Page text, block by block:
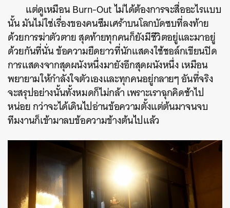
แต่ดูเหมือน Burn-Out ไม่ได้ต้องการจะสื่ออะไรแบบ
นั้น มันไม่ใช่เรื่องของคนซึมเศร้าบนโลกบัดซบที่ลงท้าย
ด้วยการฆ่าตัวตาย สุดท้ายทุกคนก็ยังมีชีวิตอยู่และมาอยู่
ด้วยกันที่นั่น ข้อความยืดยาวที่นักแสดงใช้ชอล์กเขียนปิด
การแสดงจากสุดผนังหนึ่งมายังอีกสุดผนังหนึ่ง เหมือน
พยายามให้กำลังใจตัวเองและทุกคนอยู่กลายๆ อันที่จริง
จะสรุปอย่างนั้นทั้งหมดก็ไม่กล้า เพราะเราฉุกคิดช้าไป
หน่อย กว่าจะได้เดินไปอ่านข้อความตั้งแต่ต้นมาจนจบ
ทีมงานก็เข้ามาลบข้อความข้างต้นไปแล้ว